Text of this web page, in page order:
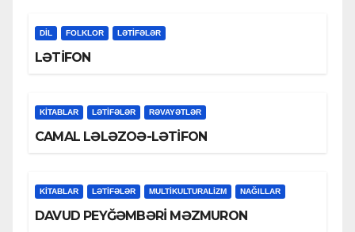
DİL FOLKLOR LƏTIFƏLƏR
LƏTİFON
KİTABLAR LƏTIFƏLƏR RƏVAYƏTLƏR
CAMAL LƏLƏZOƏ-LƏTİFON
KİTABLAR LƏTIFƏLƏR MULTIKULTURALIZM NAĞILLAR
DAVUD PEYĞƏMBƏRİ MƏZMURON